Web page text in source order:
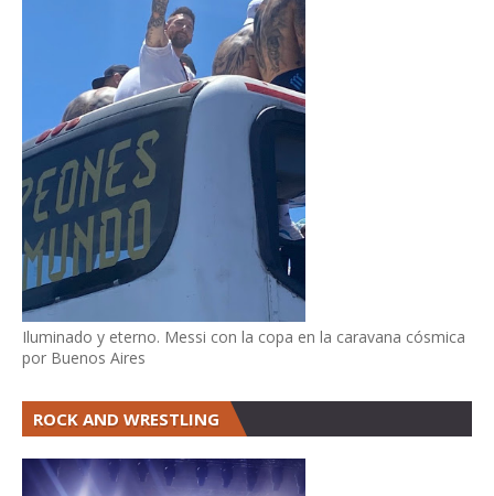
Iluminado y eterno. Messi con la copa en la caravana cósmica
por Buenos Aires
ROCK AND WRESTLING